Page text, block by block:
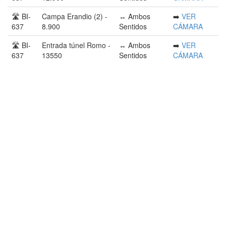
🛣️ BI-
637
Campa Erandio (2) -
8.900
↔️ Ambos
Sentidos
➡️ VER
CÁMARA
🛣️ BI-
637
Entrada túnel Romo -
13550
↔️ Ambos
Sentidos
➡️ VER
CÁMARA